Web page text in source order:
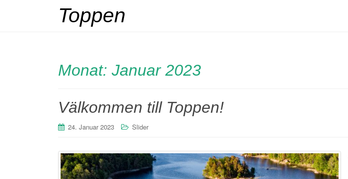
Toppen
Monat: Januar 2023
Välkommen till Toppen!
24. Januar 2023 Slider